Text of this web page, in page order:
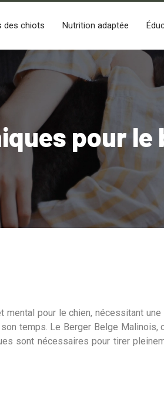
des chiots Nutrition adaptée
pour
pour le chien, nécessitant
temps. Le Berger Belge
sont nécessaires pour tirer